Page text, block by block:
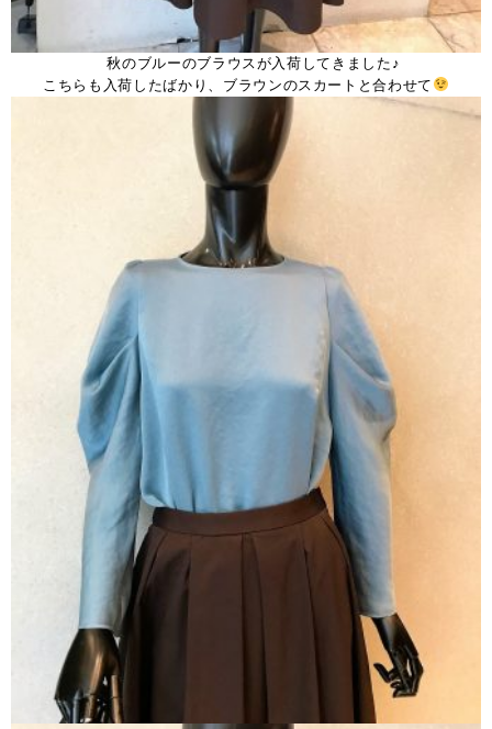
秋のブルーのブラウスが入荷してきました♪
こちらも入荷したばかり、ブラウンのスカートと合わせて